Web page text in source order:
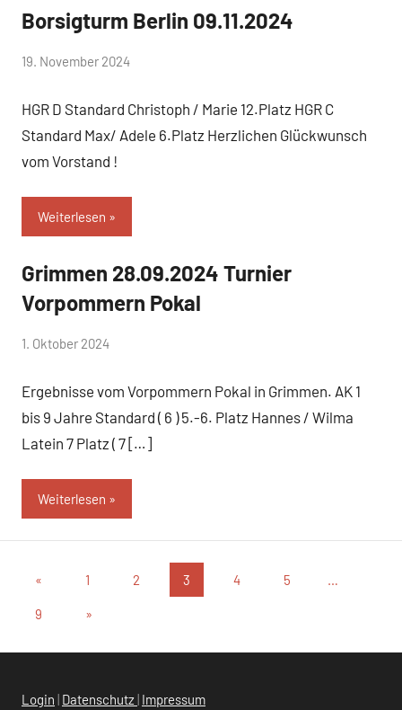
Uncategorized
Borsigturm Berlin 09.11.2024
von
Schwarz-
Stollhoff
19. November 2024
HGR D Standard Christoph / Marie 12.Platz HGR C
Standard Max/ Adele 6.Platz Herzlichen Glückwunsch
vom Vorstand !
Weiterlesen
Uncategorized
Grimmen 28.09.2024 Turnier
Vorpommern Pokal
von
Schwarz-
Stollhoff
1. Oktober 2024
Ergebnisse vom Vorpommern Pokal in Grimmen. AK 1
bis 9 Jahre Standard ( 6 ) 5.-6. Platz Hannes / Wilma
Latein 7 Platz ( 7 […]
Weiterlesen
Beitragsnavigation
« Vorherige1 2 3 4 5 …
9
Nächste
»
Login | Datenschutz| Impressum